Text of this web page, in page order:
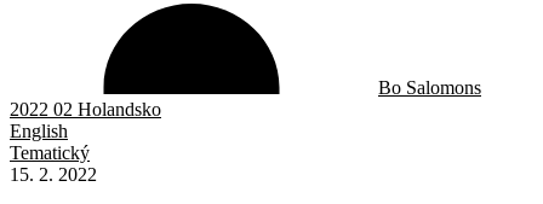
Bo Salomons
2022 02 Holandsko
English
Tematický
15. 2. 2022